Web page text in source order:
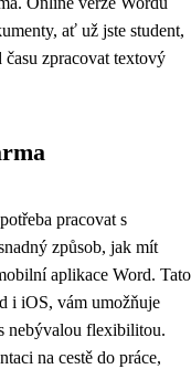
ať už jste student,
času zpracovat textový
pracovat s
způsob, jak mít
aplikace Word. Tato
i iOS, vám umožňuje
nebývalou flexibilitou.
na cestě do práce,